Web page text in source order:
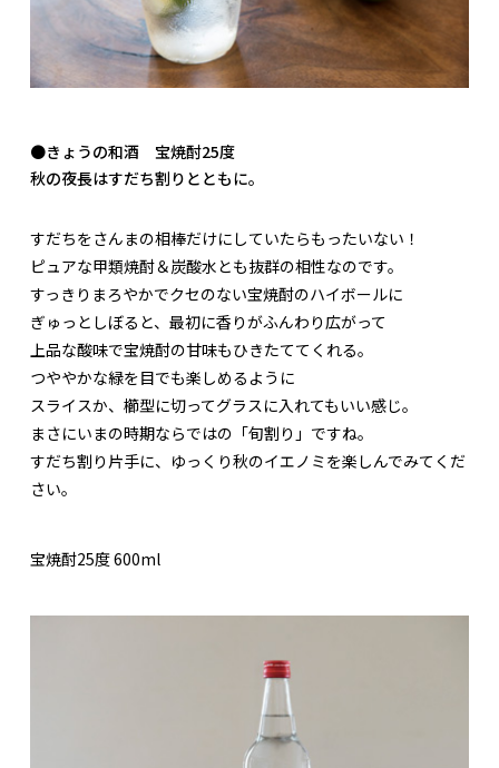
●きょうの和酒 宝焼酎25度
秋の夜長はすだち割りとともに。
すだちをさんまの相棒だけにしていたらもったいない！
ピュアな甲類焼酎＆炭酸水とも抜群の相性なのです。
すっきりまろやかでクセのない宝焼酎のハイボールに
ぎゅっとしぼると、最初に香りがふんわり広がって
上品な酸味で宝焼酎の甘味もひきたててくれる。
つややかな緑を目でも楽しめるように
スライスか、櫛型に切ってグラスに入れてもいい感じ。
まさにいまの時期ならではの「旬割り」ですね。
すだち割り片手に、ゆっくり秋のイエノミを楽しんでみてくだ
さい。
宝焼酎25度 600ml